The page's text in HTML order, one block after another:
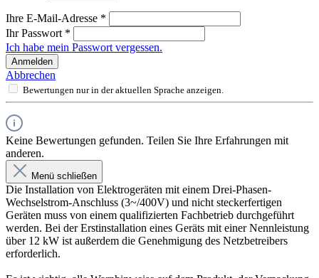
Ihre E-Mail-Adresse *
Ihr Passwort *
Ich habe mein Passwort vergessen.
Anmelden
Abbrechen
Bewertungen nur in der aktuellen Sprache anzeigen.
Keine Bewertungen gefunden. Teilen Sie Ihre Erfahrungen mit
anderen.
Menü schließen
Die Installation von Elektrogeräten mit einem Drei-Phasen-
Wechselstrom-Anschluss (3~/400V) und nicht steckerfertigen
Geräten muss von einem qualifizierten Fachbetrieb durchgeführt
werden. Bei der Erstinstallation eines Geräts mit einer Nennleistung
über 12 kW ist außerdem die Genehmigung des Netzbetreibers
erforderlich.